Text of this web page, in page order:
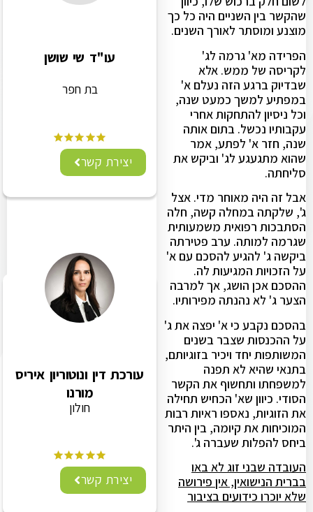
שהקשר בין השניים היה כל כך
מוצנע ומוסתר לאורך השנים.
הפרידה מא' גרמה לג'
לקריסה של ממש. אלא
שבדיוק ברגע הזה נעלם א'
במפתיע למשך כמעט שנה,
וכל ניסיון להתחקות אחרי
עקבותיו נכשל. בתום אותה
שנה, חזר א' לפתע, אמר
שהוא מתגעגע לג' וביקש את
סליחתה.
אבל זה היה מאוחר מדי. אצל
ג', שלקתה במחלה קשה, חלה
הסתבכות רפואית משמעותית
שגרמה למותה. ערב פטירתה
ביקשה ג' להגיע להסכם עם א'
על הזכויות המגיעות לה.
ההסכם אכן הושג, אך למרבה
הצער ג' לא נהנתה מפירותיו.
בהסכם נקבע כי א' יפצה את ג'
על ההכנסות שצבר בשנים
המשותפות יחד ויכיר בזוגיותם,
בתנאי שהיא לא תפנה
למשפחתו ותחשוף את הקשר
הסודי. כיוון שא' הכחיש תחילה
את הזוגיות, נאספו ראיות רבות
המוכיחות את קיומה, בין היתר
ביחס להפלות שעברה ג'.
העובדה שבני זוג לא באו
בברית הנישואין, אין פירושה
שלא יוכרו כידועים בציבור
עו"ד שי שושן
בת חפר
יצירת קשר
עורכת דין ונוטוריון איריס
מורנו
חולון
יצירת קשר